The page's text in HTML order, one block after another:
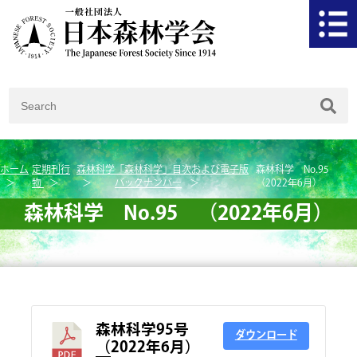
ホーム 定期刊行
物
森林科学「森林科学」目次および電子版
バックナンバー
森林科学 No.95
（2022年6月）
森林科学 No.95 （2022年6月）
森林科学95号
（2022年6月）
ダウンロード